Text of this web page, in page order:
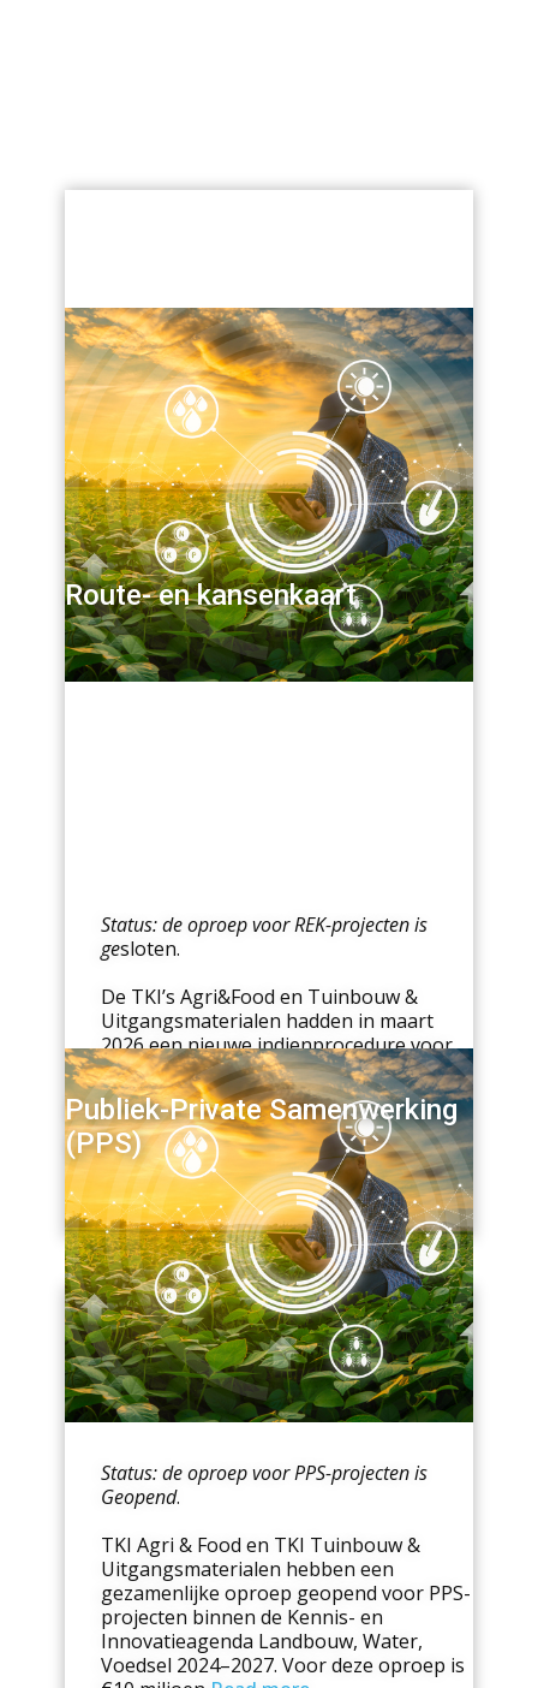
Route- en kansenkaart
Status: de oproep voor REK-projecten is
gesloten.
De TKI’s Agri&Food en Tuinbouw &
Uitgangsmaterialen hadden in maart
2026 een nieuwe indienprocedure voor
Route- en Kansenkaart (REK)-projecten
binnen de Kennis- en Innovatieagenda
(KIA Landbouw, Water Voedsel) 2024–
2027.
Waarom eenRead more
Publiek-Private Samenwerking
(PPS)
Status: de oproep voor PPS-projecten is
Geopend.
TKI Agri & Food en TKI Tuinbouw &
Uitgangsmaterialen hebben een
gezamenlijke oproep geopend voor PPS-
projecten binnen de Kennis- en
Innovatieagenda Landbouw, Water,
Voedsel 2024–2027. Voor deze oproep is